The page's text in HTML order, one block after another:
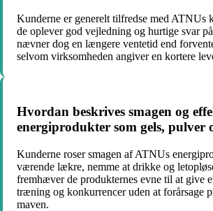
Kunderne er generelt tilfredse med ATNUs
de oplever god vejledning og hurtige svar
nævner dog en længere ventetid end
selvom virksomheden angiver en kortere
Hvordan beskrives smagen og
energiprodukter som gels, pulver
Kunderne roser smagen af ATNUs
værende lækre, nemme at drikke og
fremhæver de produkternes evne til at give
træning og konkurrencer uden at forårsage
maven.